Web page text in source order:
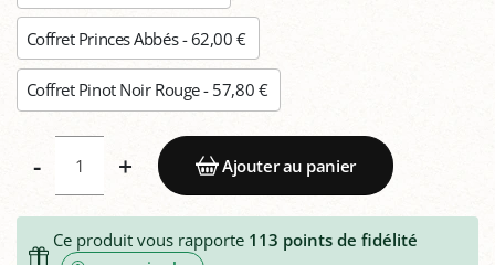
Coffret Princes Abbés - 62,00 €
Coffret Pinot Noir Rouge - 57,80 €
- + Ajouter au panier
Ce produit vous rapporte 113 points de fidélité